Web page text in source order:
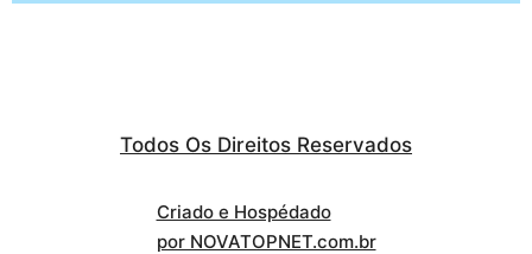
Todos Os Direitos Reservados
Criado e Hospédado
por NOVATOPNET.com.br